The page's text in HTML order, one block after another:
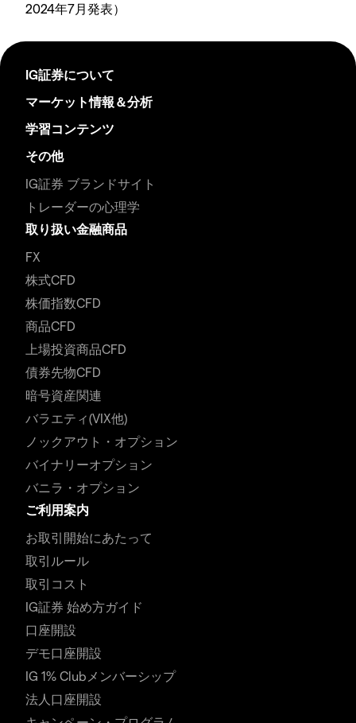
2024年7月発表）
IG証券について
マーケット情報＆分析
学習コンテンツ
その他
IG証券 ブランドサイト
トレーダーの心理学
取り扱い金融商品
FX
株式CFD
株価指数CFD
商品CFD
上場投資商品CFD
債券先物CFD
暗号資産関連
バラエティ(VIX他)
ノックアウト・オプション
バイナリーオプション
バニラ・オプション
ご利用案内
お取引開始にあたって
取引ルール
取引コスト
IG証券 始め方ガイド
口座開設
デモ口座開設
IG 1% Clubメンバーシップ
法人口座開設